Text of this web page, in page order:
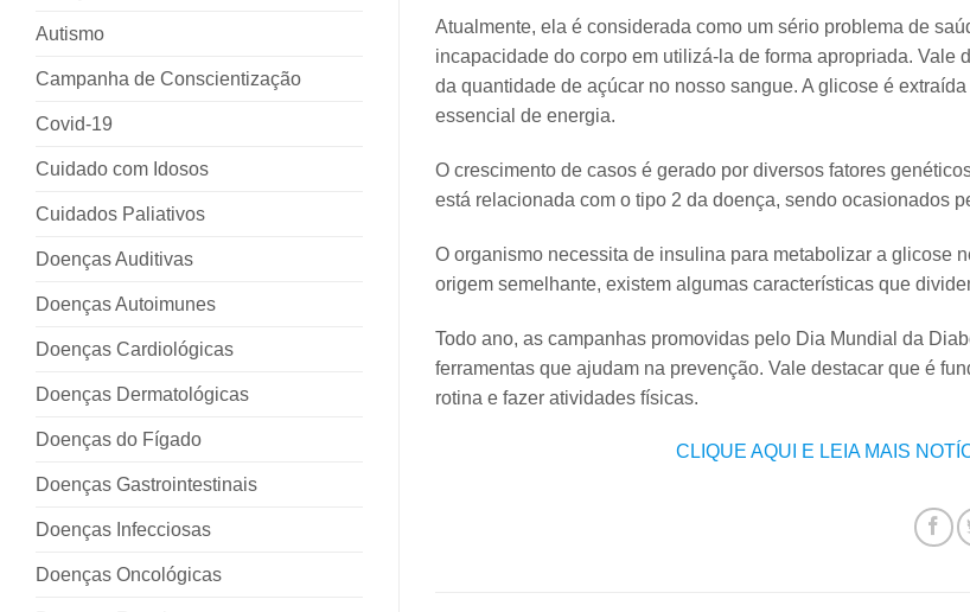
Autismo
Campanha de Conscientização
Covid-19
Cuidado com Idosos
Cuidados Paliativos
Doenças Auditivas
Doenças Autoimunes
Doenças Cardiológicas
Doenças Dermatológicas
Doenças do Fígado
Doenças Gastrointestinais
Doenças Infecciosas
Doenças Oncológicas
Atualmente, ela é considerada como um sério problema de
incapacidade do corpo em utilizá-la de forma apropriada.
da quantidade de açúcar no nosso sangue. A glicose é
essencial de energia.
O crescimento de casos é gerado por diversos fatores
está relacionada com o tipo 2 da doença, sendo ocasionados
O organismo necessita de insulina para metabolizar a glicose
origem semelhante, existem algumas características que
Todo ano, as campanhas promovidas pelo Dia Mundial da
ferramentas que ajudam na prevenção. Vale destacar que é
rotina e fazer atividades físicas.
CLIQUE AQUI E LEIA MAIS